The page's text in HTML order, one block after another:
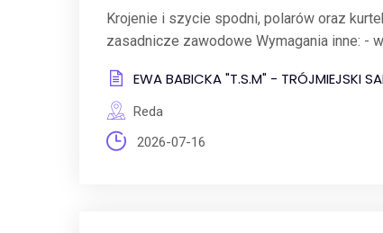
Krojenie i szycie spodni, polarów oraz
zasadnicze zawodowe Wymagania inne: -
EWA BABICKA "T.S.M" - TRÓJMIEJSKI
Reda
2026-07-16